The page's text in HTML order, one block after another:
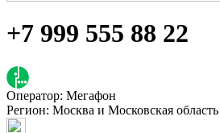
+7 999 555 88 22
Оператор: Мегафон
Регион: Москва и Московская область